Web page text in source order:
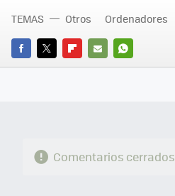
FACEBOOK
TWITTERFLIPBOARD
E-
WHATSAPP
TEMAS Otros Ordenadores
Comentarios cerrados